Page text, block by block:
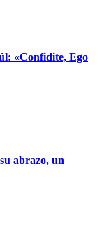
«Confidite, Ego
abrazo, un